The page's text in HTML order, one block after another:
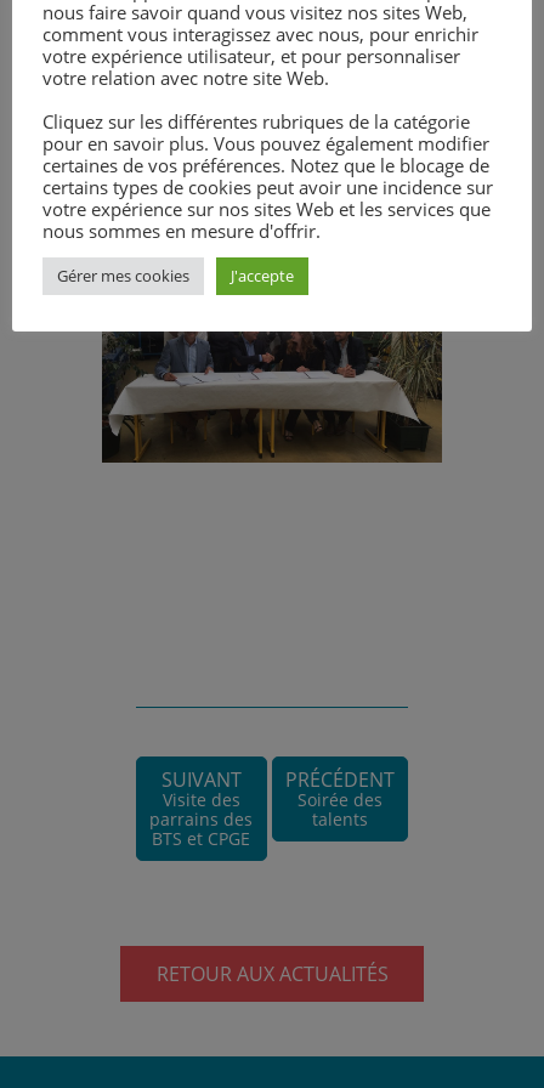
Consulter les Articles :
Rocher
22 mai Les Infos Y Rocher
SUIVANT
Visite des
parrains des
BTS et CPGE
PRÉCÉDENT
Soirée des
talents
RETOUR AUX ACTUALITÉS
nous faire savoir quand vous visitez nos sites Web,
comment vous interagissez avec nous, pour enrichir
votre expérience utilisateur, et pour personnaliser
votre relation avec notre site Web.
Cliquez sur les différentes rubriques de la catégorie
pour en savoir plus. Vous pouvez également modifier
certaines de vos préférences. Notez que le blocage de
certains types de cookies peut avoir une incidence sur
votre expérience sur nos sites Web et les services que
nous sommes en mesure d'offrir.
Gérer mes cookies J'accepte